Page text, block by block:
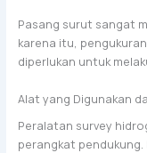
Pasang surut sangat
karena itu, pengukuran
diperlukan untuk
Alat yang Digunakan
Peralatan survey
perangkat